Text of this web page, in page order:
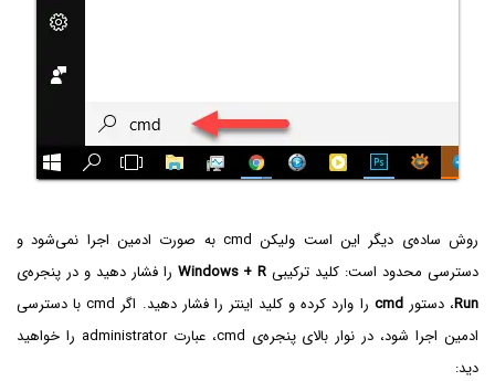
روش ساده‌ی دیگر این است ولیکن cmd به صورت ادمین اجرا نمی‌شود و
دسترسی محدود است: کلید ترکیبیWindows + R
را فشار دهید و در پنجره‌ی
Run، دستورcmd‌
را وارد کرده و کلید اینتر را فشار دهید. اگر cmd با دسترسی
ادمین اجرا شود، در نوار بالای پنجره‌ی cmd، عبارت administrator را خواهید
دید: